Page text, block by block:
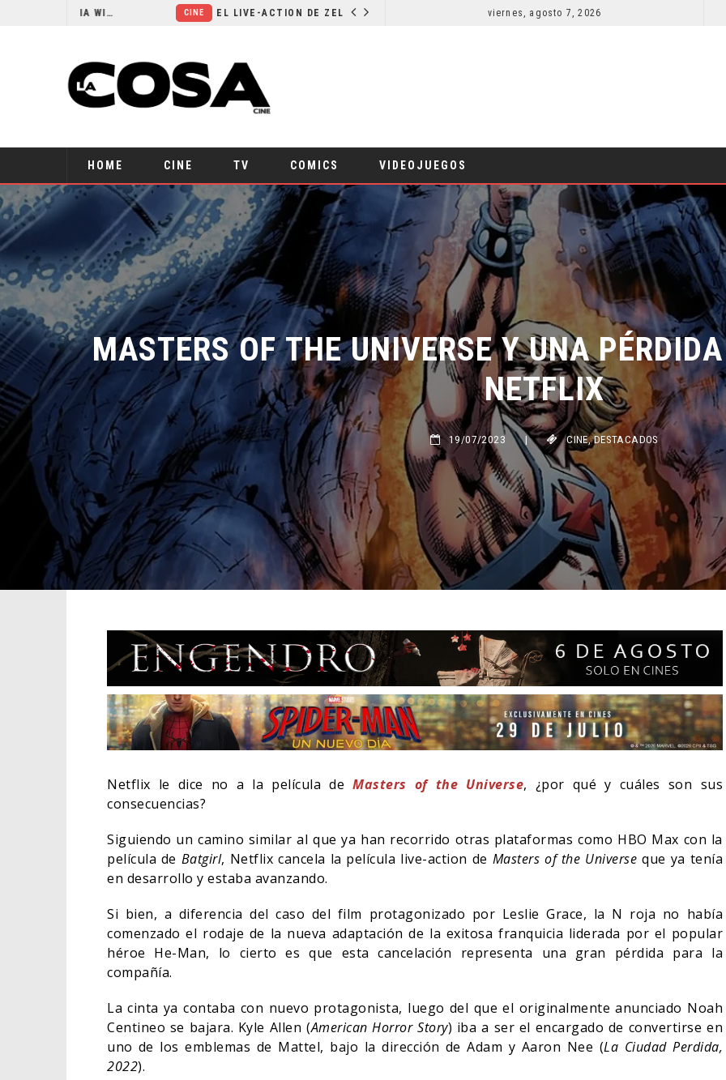
CINE EL LIVE-ACTION DE ZELDA ELIGE A SU VILLANO LA NOCHE DEL DEMONIO: ESTÁN ENTRE NOSOTROS – TRAILER FINAL
viernes, agosto 7, 2026
HOME CINE TV COMICS VIDEOJUEGOS
MASTERS OF THE UNIVERSE Y UNA PÉRDIDA
NETFLIX
19/07/2023 | CINE,DESTACADOS
Netflix le dice no a la película deMasters of the Universe, ¿por qué y cuáles son sus
consecuencias?
Siguiendo un camino similar al que ya han recorrido otras plataformas como HBO Max con la
película de Batgirl, Netflix cancela la película live-action de Masters of the Universe que ya tenía
en desarrollo y estaba avanzando.
Si bien, a diferencia del caso del film protagonizado por Leslie Grace, la N roja no había
comenzado el rodaje de la nueva adaptación de la exitosa franquicia liderada por el popular
héroe He-Man, lo cierto es que esta cancelación representa una gran pérdida para la
compañía.
La cinta ya contaba con nuevo protagonista, luego del que el originalmente anunciado Noah
Centineo se bajara. Kyle Allen (American Horror Story) iba a ser el encargado de convertirse en
uno de los emblemas de Mattel, bajo la dirección de Adam y Aaron Nee (La Ciudad Perdida,
2022).
HABER RECHAZADO SER
BATMAN
CINE 05/08/2026
SPIDER-MAN: UN NUEVO
DÍA ESTÁ IMPARABLE
CINE 05/08/2026